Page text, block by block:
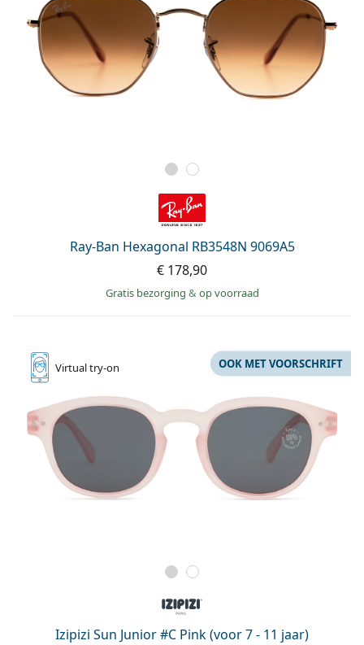
Ray-Ban Hexagonal RB3548N 9069A5
€ 178,90
Gratis bezorging & op voorraad
Virtualtry-on
Izipizi Sun Junior #C Pink (voor 7 - 11 jaar)
OOK MET VOORSCHRIFT